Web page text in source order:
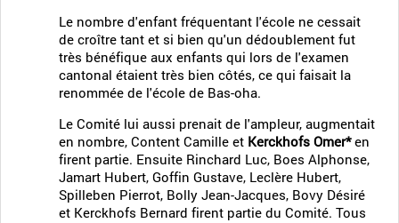
Le nombre d'enfant fréquentant l'école ne cessait
de croître tant et si bien qu'un dédoublement fut
très bénéfique aux enfants qui lors de l'examen
cantonal étaient très bien côtés, ce qui faisait la
renommée de l'école de Bas-oha.
Le Comité lui aussi prenait de l'ampleur, augmentait
en nombre, Content Camille et Kerckhofs Omer*en
firent partie. Ensuite Rinchard Luc, Boes Alphonse,
Jamart Hubert, Goffin Gustave, Leclère Hubert,
Spilleben Pierrot, Bolly Jean-Jacques, Bovy Désiré
et Kerckhofs Bernard firent partie du Comité. Tous